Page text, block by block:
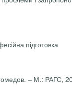
підготовка
– М.: РАГС,